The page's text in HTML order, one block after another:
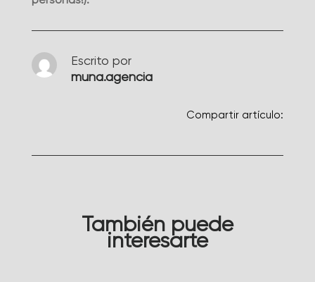
Escrito por
muna.agencia
Compartir artículo:
También puede
interesarte